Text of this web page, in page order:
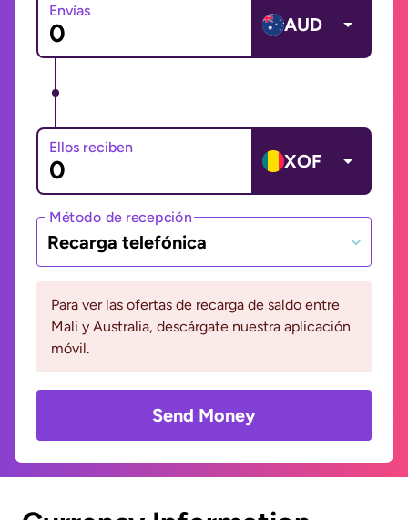
Envías
AUD
Ellos reciben
XOF
Método de recepción
Recarga telefónica
Para ver las ofertas de recarga de saldo entre
Mali y Australia, descárgate nuestra aplicación
móvil.
Send Money